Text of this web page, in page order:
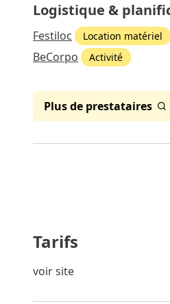
Logistique &
Festiloc Location matériel
BeCorpo Activité
Plus de prestataires
Tarifs
voir site